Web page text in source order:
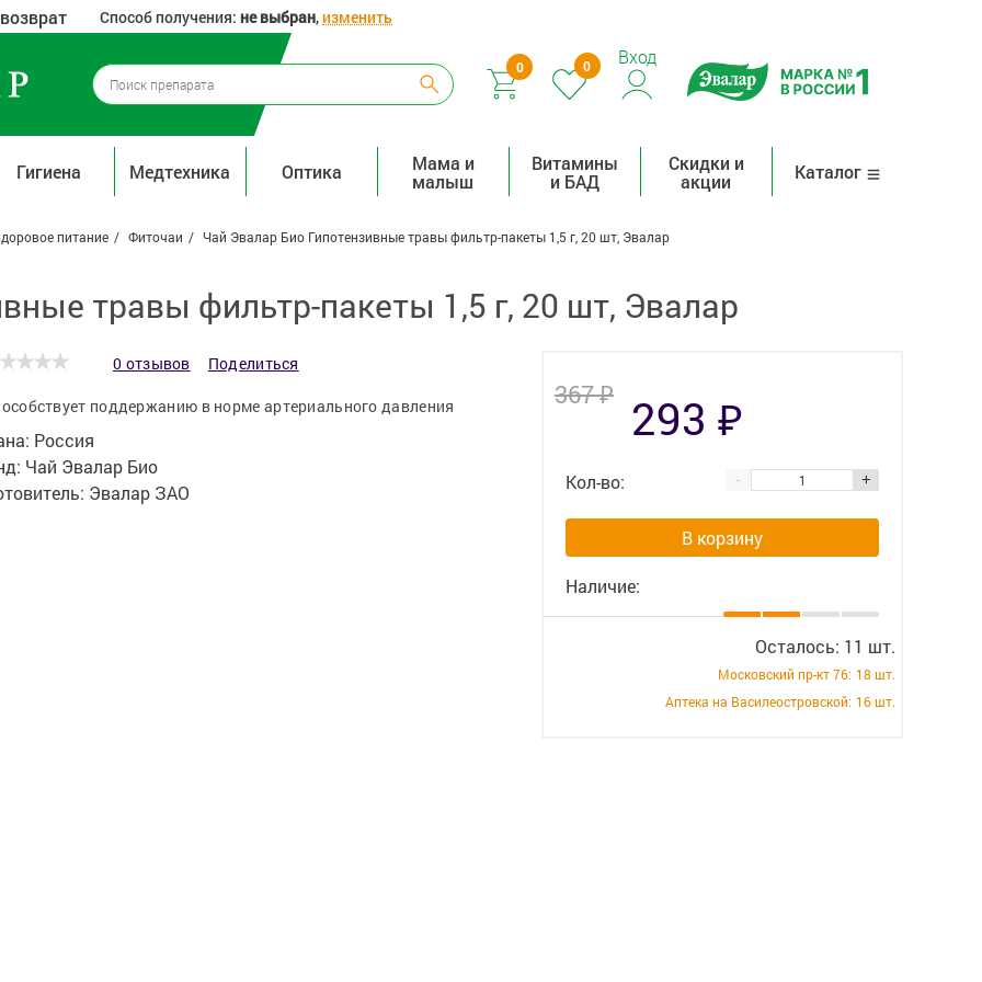
Способ получения: не выбран,изменить
0 0 Вход
Гигиена Медтехника Оптика
Мама и
малыш
Витамины
и БАД
Скидки и
акции
Каталог
питание Фиточаи Чай Эвалар Био Гипотензивные травы фильтр-пакеты 1,5 г, 20 шт, Эвалар
травы фильтр-пакеты 1,5 г, 20 шт, Эвалар
0 отзывов Поделиться
поддержанию в норме артериального давления
Россия
Чай Эвалар Био
Эвалар ЗАО
367₽ 293 ₽
Кол-во: - +
В корзину
Наличие:
Осталось: 11 шт.
Московский пр-кт 76: 18 шт.
Аптека на Василеостровской: 16 шт.